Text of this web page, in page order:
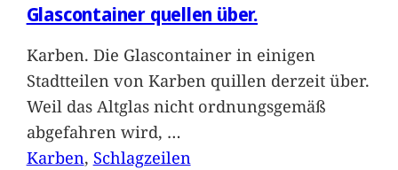
Glascontainer quellen über.
Karben. Die Glascontainer in einigen
Stadtteilen von Karben quillen derzeit über.
Weil das Altglas nicht ordnungsgemäß
abgefahren wird, …
Karben, Schlagzeilen